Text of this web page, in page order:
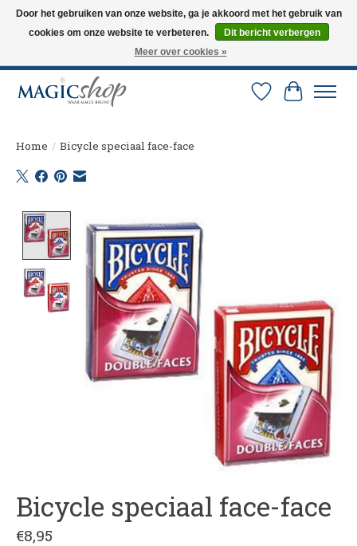
Altijd de nieuwste trucs op voorraad. Snelle verzending via PostNL en DHL.
Langskomen in onze winkel? Bel of mail om een afspraak te maken. 0251-
Verlanglijst
Home / Bicycle speciaal face-face
Product image slideshow Items
Bicycle speciaal face-face
€8,95
Door het gebruiken van onze website, ga je akkoord met het gebruik van
cookies om onze website te verbeteren.
Dit bericht verbergen
Meer over cookies »